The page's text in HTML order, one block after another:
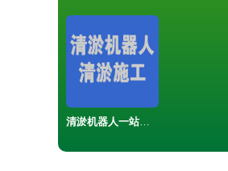
清淤机器人一站式服务解决方案